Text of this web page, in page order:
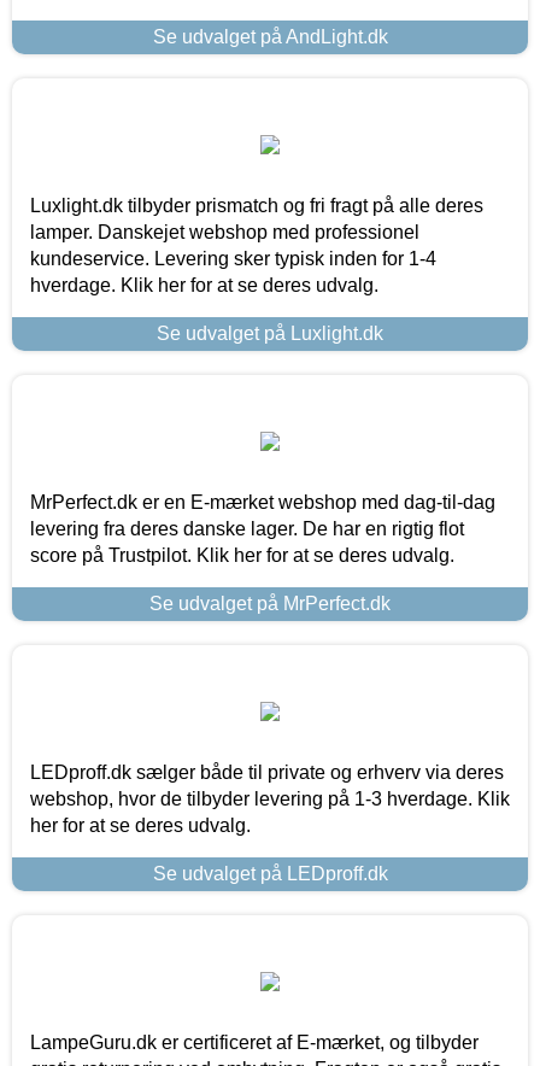
Se udvalget på AndLight.dk
Luxlight.dk tilbyder prismatch og fri fragt på alle deres
lamper. Danskejet webshop med professionel
kundeservice. Levering sker typisk inden for 1-4
hverdage. Klik her for at se deres udvalg.
Se udvalget på Luxlight.dk
MrPerfect.dk er en E-mærket webshop med dag-til-dag
levering fra deres danske lager. De har en rigtig flot
score på Trustpilot. Klik her for at se deres udvalg.
Se udvalget på MrPerfect.dk
LEDproff.dk sælger både til private og erhverv via deres
webshop, hvor de tilbyder levering på 1-3 hverdage. Klik
her for at se deres udvalg.
Se udvalget på LEDproff.dk
LampeGuru.dk er certificeret af E-mærket, og tilbyder